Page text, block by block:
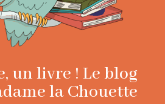
un livre ! Le blog
la Chouette